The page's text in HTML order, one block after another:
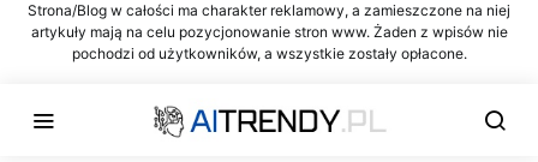
Strona/Blog w całości ma charakter reklamowy, a zamieszczone na niej
artykuły mają na celu pozycjonowanie stron www. Żaden z wpisów nie
pochodzi od użytkowników, a wszystkie zostały opłacone.